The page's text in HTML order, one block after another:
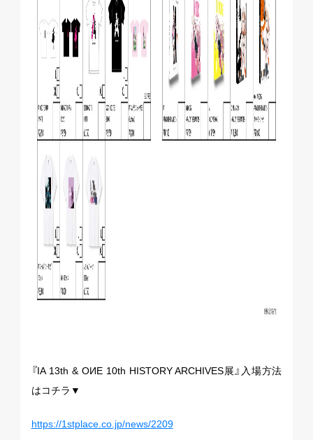
『IA 13th & OИE 10th HISTORY ARCHIVES展』入場方法
はコチラ▼
https://1stplace.co.jp/news/2209